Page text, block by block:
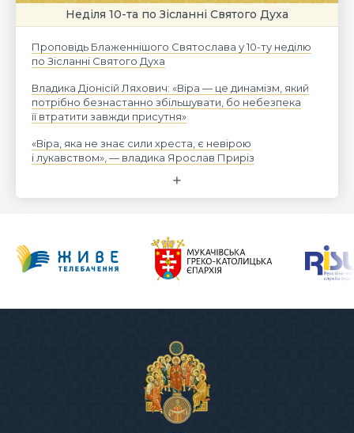
Неділя 10-та по Зісланні Святого Духа
Проповідь Блаженнішого Святослава у 10-ту неділю
по Зісланні Святого Духа
Владика Діонісій Ляхович: «Віра — це динамізм, який
потрібно безнастанно збільшувати, бо небезпека
її втратити завжди присутня»
«Віра, яка не знає сили хреста, є невірою
і лукавством», — владика Ярослав Приріз